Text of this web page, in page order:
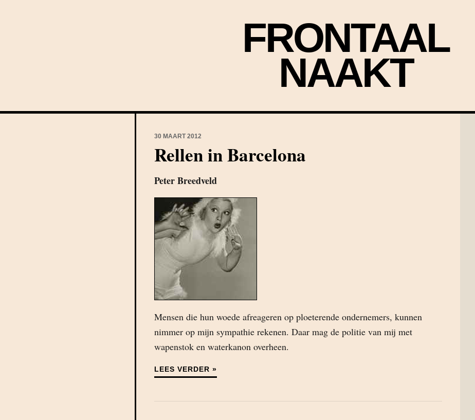
FRONTAAL
NAAKT
30 MAART 2012
Rellen in Barcelona
Peter Breedveld
Mensen die hun woede afreageren op ploeterende ondernemers, kunnen
nimmer op mijn sympathie rekenen. Daar mag de politie van mij met
wapenstok en waterkanon overheen.
LEES VERDER »